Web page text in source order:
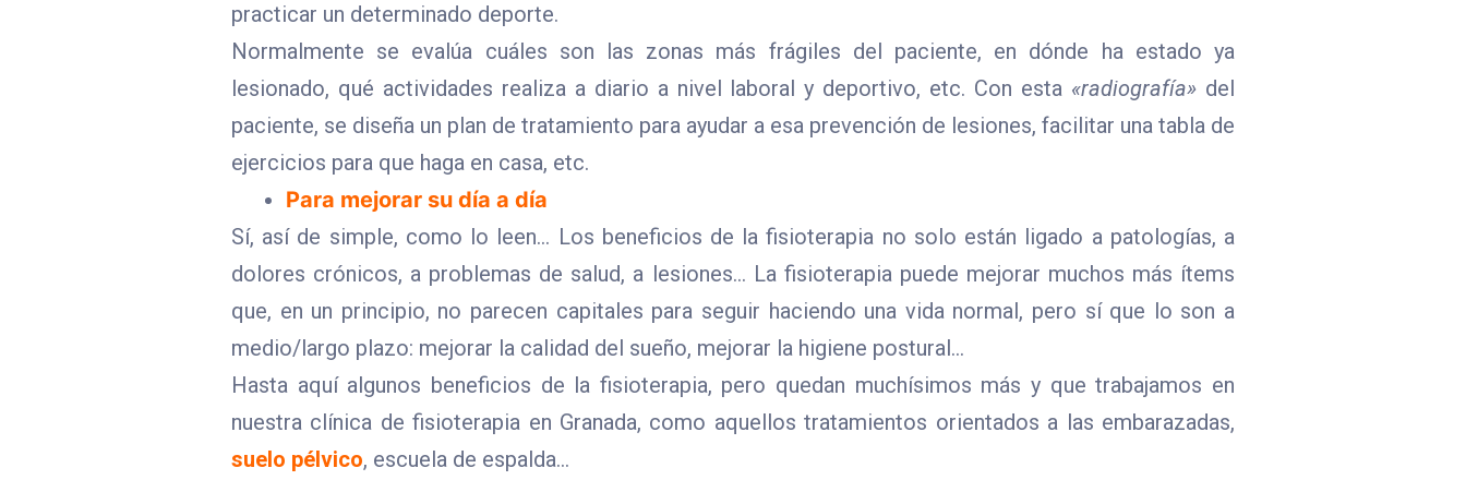
practicar un determinado deporte.
Normalmente se evalúa cuáles son las zonas más frágiles del paciente, en dónde ha estado ya
lesionado, qué actividades realiza a diario a nivel laboral y deportivo, etc. Con esta «radiografía» del
paciente, se diseña un plan de tratamiento para ayudar a esa prevención de lesiones, facilitar una tabla de
ejercicios para que haga en casa, etc.
Para mejorar su día a día
Sí, así de simple, como lo leen… Los beneficios de la fisioterapia no solo están ligado a patologías, a
dolores crónicos, a problemas de salud, a lesiones… La fisioterapia puede mejorar muchos más ítems
que, en un principio, no parecen capitales para seguir haciendo una vida normal, pero sí que lo son a
medio/largo plazo: mejorar la calidad del sueño, mejorar la higiene postural…
Hasta aquí algunos beneficios de la fisioterapia, pero quedan muchísimos más y que trabajamos en
nuestra clínica de fisioterapia en Granada, como aquellos tratamientos orientados a las embarazadas,
suelo pélvico, escuela de espalda…